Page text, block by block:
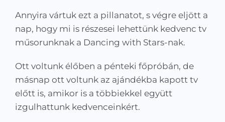
KRÉTA
Annyira vártuk ezt a pillanatot, s végre eljött a
nap, hogy mi is részesei lehettünk kedvenc tv
műsorunknak a Dancing with Stars-nak.
Ott voltunk élőben a pénteki főpróbán, de
másnap ott voltunk az ajándékba kapott tv
előtt is, amikor is a többiekkel együtt
izgulhattunk kedvenceinkért.